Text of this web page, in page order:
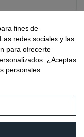
IMÁN 10/12MM
IMÁN 6/8MM
fines de
redes sociales y las
para ofrecerte
¿Aceptas
personales